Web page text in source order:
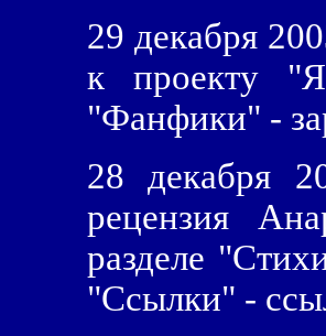
29 декабря
к проекту
"Фанфики" -
28 декабря
рецензия
разделе
"Ссылки" -